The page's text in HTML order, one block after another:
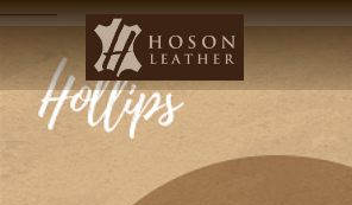
------------